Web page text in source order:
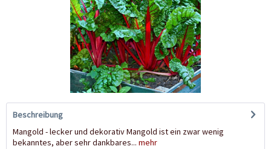
Beschreibung
Mangold - lecker und dekorativ Mangold ist ein zwar wenig
bekanntes, aber sehr dankbares... mehr